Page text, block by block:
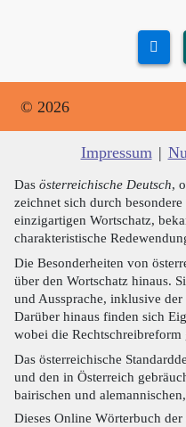
© 2026
Impressum |
Das österreichische Deutsch,
zeichnet sich durch
einzigartigen Wortschatz,
charakteristische
Die Besonderheiten von
über den Wortschatz hinaus.
und Aussprache, inklusive
Darüber hinaus finden sich
wobei die Rechtschreibreform
Das österreichische
und den in Österreich
bairischen und
Dieses Online Wörterbuch